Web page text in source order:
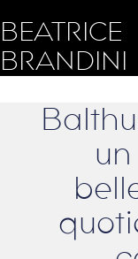
BEATRICE
BRANDINI